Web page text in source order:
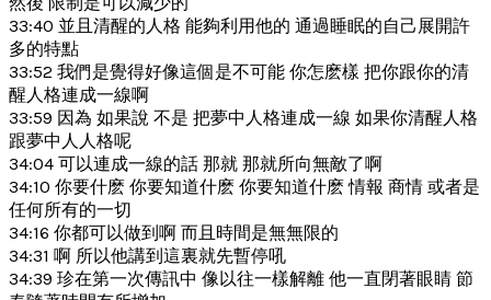
33:40 並且清醒的人格 能夠利用他的 通過睡眠的自己展開許
多的特點
33:52 我們是覺得好像這個是不可能 你怎麽樣 把你跟你的清
醒人格連成一線啊
33:59 因為 如果說 不是 把夢中人格連成一線 如果你清醒人格
跟夢中人人格呢
34:04 可以連成一線的話 那就 那就所向無敵了啊
34:10 你要什麽 你要知道什麽 你要知道什麽 情報 商情 或者是
任何所有的一切
34:16 你都可以做到啊 而且時間是無無限的
34:31 啊 所以他講到這裏就先暫停吼
34:39 珍在第一次傳訊中 像以往一樣解離 他一直閉著眼睛 節